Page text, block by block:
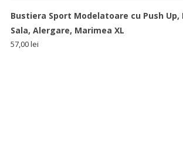
Bustiera Sport Modelatoare cu Push Up,
Sala, Alergare, Marimea XL
57,00lei